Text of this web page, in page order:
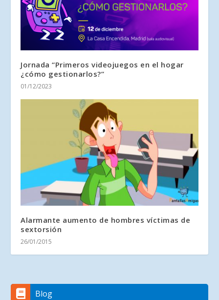
Jornada “Primeros videojuegos en el hogar
¿cómo gestionarlos?”
01/12/2023
Alarmante aumento de hombres víctimas de
sextorsión
26/01/2015
Blog